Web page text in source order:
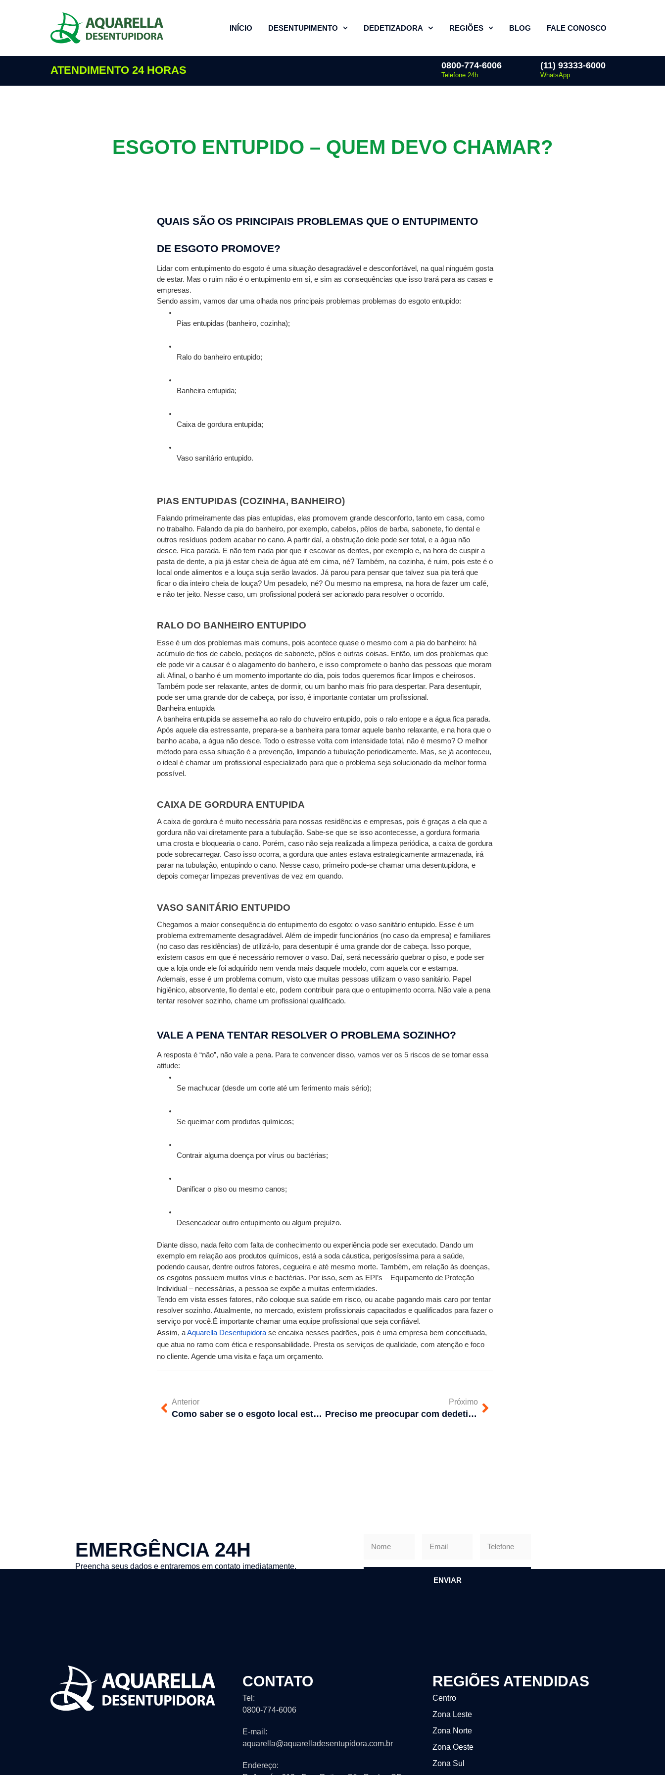
INÍCIO DESENTUPIMENTO DEDETIZADORA REGIÕES BLOG FALE CONOSCO
ATENDIMENTO 24 HORAS 0800-774-6006
Telefone 24h
(11) 93333-6000
WhatsApp
ESGOTO ENTUPIDO – QUEM DEVO CHAMAR?
QUAIS SÃO OS PRINCIPAIS PROBLEMAS QUE O ENTUPIMENTO
DE ESGOTO PROMOVE?
Lidar com entupimento do esgoto é uma situação desagradável e desconfortável, na qual ninguém gosta
de estar. Mas o ruim não é o entupimento em si, e sim as consequências que isso trará para as casas e
empresas.
Sendo assim, vamos dar uma olhada nos principais problemas problemas do esgoto entupido:
Pias entupidas (banheiro, cozinha);
Ralo do banheiro entupido;
Banheira entupida;
Caixa de gordura entupida;
Vaso sanitário entupido.
PIAS ENTUPIDAS (COZINHA, BANHEIRO)
Falando primeiramente das pias entupidas, elas promovem grande desconforto, tanto em casa, como
no trabalho. Falando da pia do banheiro, por exemplo, cabelos, pêlos de barba, sabonete, fio dental e
outros resíduos podem acabar no cano. A partir daí, a obstrução dele pode ser total, e a água não
desce. Fica parada. E não tem nada pior que ir escovar os dentes, por exemplo e, na hora de cuspir a
pasta de dente, a pia já estar cheia de água até em cima, né? Também, na cozinha, é ruim, pois este é o
local onde alimentos e a louça suja serão lavados. Já parou para pensar que talvez sua pia terá que
ficar o dia inteiro cheia de louça? Um pesadelo, né? Ou mesmo na empresa, na hora de fazer um café,
e não ter jeito. Nesse caso, um profissional poderá ser acionado para resolver o ocorrido.
RALO DO BANHEIRO ENTUPIDO
Esse é um dos problemas mais comuns, pois acontece quase o mesmo com a pia do banheiro: há
acúmulo de fios de cabelo, pedaços de sabonete, pêlos e outras coisas. Então, um dos problemas que
ele pode vir a causar é o alagamento do banheiro, e isso compromete o banho das pessoas que moram
ali. Afinal, o banho é um momento importante do dia, pois todos queremos ficar limpos e cheirosos.
Também pode ser relaxante, antes de dormir, ou um banho mais frio para despertar. Para desentupir,
pode ser uma grande dor de cabeça, por isso, é importante contatar um profissional.
Banheira entupida
A banheira entupida se assemelha ao ralo do chuveiro entupido, pois o ralo entope e a água fica parada.
Após aquele dia estressante, prepara-se a banheira para tomar aquele banho relaxante, e na hora que o
banho acaba, a água não desce. Todo o estresse volta com intensidade total, não é mesmo? O melhor
método para essa situação é a prevenção, limpando a tubulação periodicamente. Mas, se já aconteceu,
o ideal é chamar um profissional especializado para que o problema seja solucionado da melhor forma
possível.
CAIXA DE GORDURA ENTUPIDA
A caixa de gordura é muito necessária para nossas residências e empresas, pois é graças a ela que a
gordura não vai diretamente para a tubulação. Sabe-se que se isso acontecesse, a gordura formaria
uma crosta e bloquearia o cano. Porém, caso não seja realizada a limpeza periódica, a caixa de gordura
pode sobrecarregar. Caso isso ocorra, a gordura que antes estava estrategicamente armazenada, irá
parar na tubulação, entupindo o cano. Nesse caso, primeiro pode-se chamar uma desentupidora, e
depois começar limpezas preventivas de vez em quando.
VASO SANITÁRIO ENTUPIDO
Chegamos a maior consequência do entupimento do esgoto: o vaso sanitário entupido. Esse é um
problema extremamente desagradável. Além de impedir funcionários (no caso da empresa) e familiares
(no caso das residências) de utilizá-lo, para desentupir é uma grande dor de cabeça. Isso porque,
existem casos em que é necessário remover o vaso. Daí, será necessário quebrar o piso, e pode ser
que a loja onde ele foi adquirido nem venda mais daquele modelo, com aquela cor e estampa.
Ademais, esse é um problema comum, visto que muitas pessoas utilizam o vaso sanitário. Papel
higiênico, absorvente, fio dental e etc, podem contribuir para que o entupimento ocorra. Não vale a pena
tentar resolver sozinho, chame um profissional qualificado.
VALE A PENA TENTAR RESOLVER O PROBLEMA SOZINHO?
A resposta é “não”, não vale a pena. Para te convencer disso, vamos ver os 5 riscos de se tomar essa
atitude:
Se machucar (desde um corte até um ferimento mais sério);
Se queimar com produtos químicos;
Contrair alguma doença por vírus ou bactérias;
Danificar o piso ou mesmo canos;
Desencadear outro entupimento ou algum prejuízo.
Diante disso, nada feito com falta de conhecimento ou experiência pode ser executado. Dando um
exemplo em relação aos produtos químicos, está a soda cáustica, perigosíssima para a saúde,
podendo causar, dentre outros fatores, cegueira e até mesmo morte. Também, em relação às doenças,
os esgotos possuem muitos vírus e bactérias. Por isso, sem as EPI’s – Equipamento de Proteção
Individual – necessárias, a pessoa se expõe a muitas enfermidades.
Tendo em vista esses fatores, não coloque sua saúde em risco, ou acabe pagando mais caro por tentar
resolver sozinho. Atualmente, no mercado, existem profissionais capacitados e qualificados para fazer o
serviço por você.É importante chamar uma equipe profissional que seja confiável.
Assim, a Aquarella Desentupidora se encaixa nesses padrões, pois é uma empresa bem conceituada,
que atua no ramo com ética e responsabilidade. Presta os serviços de qualidade, com atenção e foco
no cliente. Agende uma visita e faça um orçamento.
Anterior
Como saber se o esgoto local está entupido?
Próximo
Preciso me preocupar com dedetização no inverno?
EMERGÊNCIA 24H
Preencha seus dados e entraremos em contato imediatamente.
ENVIAR
CONTATO
Tel:
0800-774-6006
E-mail:
aquarella@aquarelladesentupidora.com.br
Endereço:
REGIÕES ATENDIDAS
Centro
Zona Leste
Zona Norte
Zona Oeste
Zona Sul